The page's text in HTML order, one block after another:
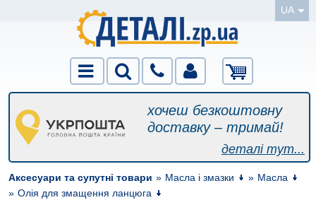
UA
хочеш безкоштовну
доставку – тримай!
деталі тут...
Аксесуари та супутні товари » Масла і змазки » Масла
» Олія для змащення ланцюга